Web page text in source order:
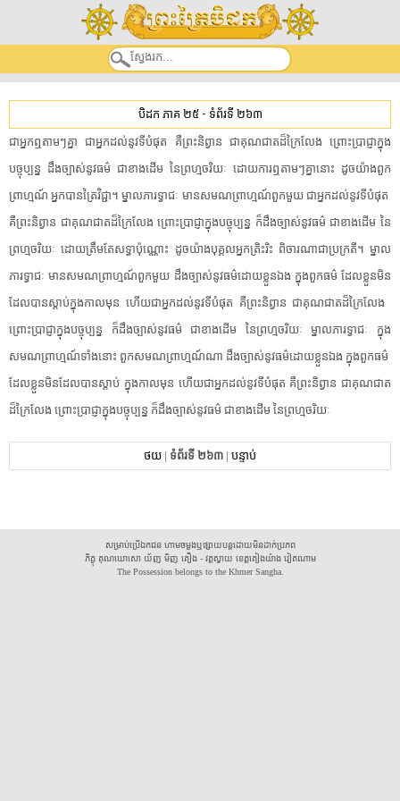
បិដក ភាគ ២៥ - ទំព័រទី ២៦៣
​ជា​អ្នក​ឮ​តាម​ៗ​គ្នា​ ​ជា​អ្នក​ដល់​នូវ​ទីបំផុត​ ​គឺ​ព្រះនិព្វាន​ ​ជា​គុណជាត​ដ៏​ក្រៃលែង​ ​ព្រោះ​ប្រាជ្ញា​ក្នុង​
បច្ចុប្បន្ន​ ​ដឹង​ច្បាស់​នូវ​ធម៌​ ​ជា​ខាងដើម​ ​នៃ​ព្រហ្មចរិយៈ​ ​ដោយ​ការ​ឮ​តាម​ៗ​គ្នា​នោះ​ ​ដូចយ៉ាង​ពួក​
ព្រាហ្មណ៍​ ​អ្នក​បាន​ត្រៃវិជ្ជា​។​ ​ម្នាល​ភារ​ទ្វា​ជៈ​ ​មាន​សមណព្រាហ្មណ៍​ពួក​មួយ​ ​ជា​អ្នក​ដល់​នូវ​ទីបំផុត​ ​
គឺ​ព្រះនិព្វាន​ ​ជា​គុណជាត​ដ៏​ក្រៃលែង​ ​ព្រោះ​ប្រាជ្ញា​ក្នុង​បច្ចុប្បន្ន​ ​ក៏​ដឹង​ច្បាស់​នូវ​ធម៌​ ​ជា​ខាងដើម​ ​នៃ​
ព្រហ្មចរិយៈ​ ​ដោយ​ត្រឹមតែ​សទ្ធា​ប៉ុណ្ណោះ​ ​ដូចយ៉ាង​បុគ្គល​អ្នក​ត្រិះរិះ​ ​ពិចារណា​ជាប្រក្រតី​។​ ​ម្នាល​
ភារ​ទ្វា​ជៈ​ ​មាន​សមណព្រាហ្មណ៍​ពួក​មួយ​ ​ដឹង​ច្បាស់​នូវ​ធម៌​ដោយខ្លួនឯង​ ​ក្នុង​ពួក​ធម៌​ ​ដែល​ខ្លួន​មិន
ដែល​បាន​ស្តាប់​ក្នុង​កាលមុន​ ​ហើយ​ជា​អ្នក​ដល់​នូវ​ទីបំផុត​ ​គឺ​ព្រះនិព្វាន​ ​ជា​គុណជាត​ដ៏​ក្រៃលែង​ ​
ព្រោះ​ប្រាជ្ញា​ក្នុង​បច្ចុប្បន្ន​ ​ក៏​ដឹង​ច្បាស់​នូវ​ធម៌​ ​ជា​ខាងដើម​ ​នៃ​ព្រហ្មចរិយៈ​ ​ម្នាល​ភារ​ទ្វា​ជៈ​ ​ក្នុង​
សមណព្រាហ្មណ៍​ទាំងនោះ​ ​ពួក​សមណព្រាហ្មណ៍​ណា​ ​ដឹង​ច្បាស់​នូវ​ធម៌​ដោយខ្លួនឯង​ ​ក្នុង​ពួក​ធម៌​ ​
ដែល​ខ្លួន​មិនដែល​បាន​ស្តាប់​ ​ក្នុង​កាលមុន​ ​ហើយ​ជា​អ្នក​ដល់​នូវ​ទីបំផុត​ ​គឺ​ព្រះនិព្វាន​ ​ជា​គុណជាត​
ដ៏​ក្រៃលែង​ ​ព្រោះ​ប្រាជ្ញា​ក្នុង​បច្ចុប្បន្ន​ ​ក៏​ដឹង​ច្បាស់​នូវ​ធម៌​ ​ជា​ខាងដើម​ ​នៃ​ព្រហ្មចរិយៈ​ ​
ថយ | ទំព័រទី ២៦៣ | បន្ទាប់
សម្រាប់ប្រើឯកជន ហាមចម្លងឬផ្សាយបន្តដោយមិនដាក់ប្រភព
ភិក្ខុ គុណឃោសោ យ័ញ មិញ គឿង - វត្តស្វាយ ខេត្តគៀងយ៉ាង វៀតណាម
The Possession belongs to the Khmer Sangha.